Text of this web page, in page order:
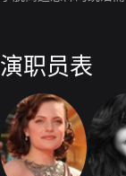
演职员表